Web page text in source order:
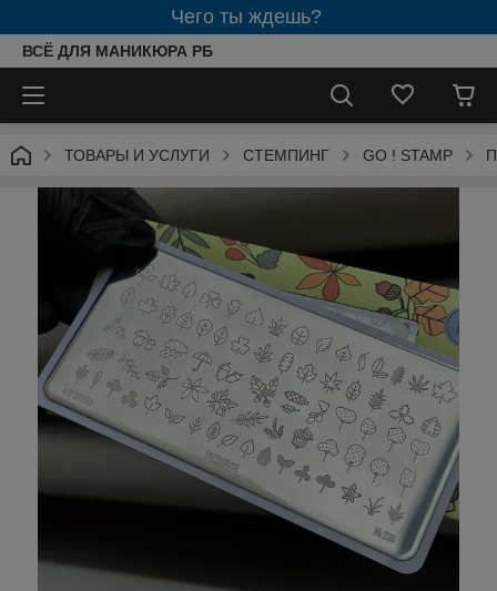
Чего ты ждешь?
ВСЁ ДЛЯ МАНИКЮРА РБ
ТОВАРЫ И УСЛУГИ СТЕМПИНГ GO ! STAMP